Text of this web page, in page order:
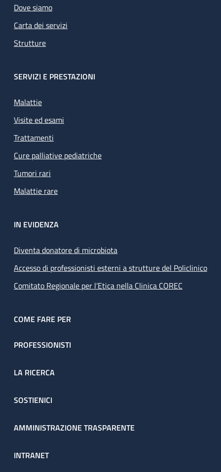
Dove siamo
Carta dei servizi
Strutture
SERVIZI E PRESTAZIONI
Malattie
Visite ed esami
Trattamenti
Cure palliative pediatriche
Tumori rari
Malattie rare
IN EVIDENZA
Diventa donatore di microbiota
Accesso di professionisti esterni a strutture del Policlinico
Comitato Regionale per l’Etica nella Clinica COREC
COME FARE PER
PROFESSIONISTI
LA RICERCA
SOSTIENICI
AMMINISTRAZIONE TRASPARENTE
INTRANET